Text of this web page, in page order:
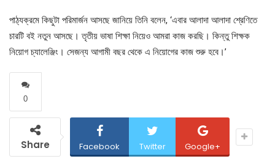
পাঠ্যক্রমে কিছুটা পরিমার্জন আসছে জানিয়ে তিনি বলেন, ‘এবার আলাদা আলাদা শ্রেণিতে
চারটি বই নতুন আসছে। তৃতীয় ভাষা শিক্ষা নিয়েও আমরা কাজ করছি। কিন্তু শিক্ষক
নিয়োগ চ্যালেঞ্জিং। সেজন্য আগামী বছর থেকে এ নিয়োগের কাজ শুরু হবে।’
0
Share Facebook Twitter Google+